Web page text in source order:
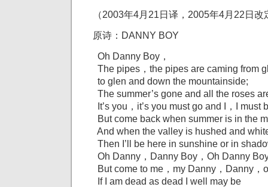
（2003年4月21日译，2005年4月22日改
原诗：DANNY BOY
Oh Danny Boy，
The pipes，the pipes are caming from
to glen and down the mountainside;
The summer’s gone and all the roses
It’s you，it’s you must go and I，I must
But come back when summer is in the
And when the valley is hushed and
Then I’ll be here in sunshine or in
Oh Danny，Danny Boy，Oh Danny
But come to me，my Danny，Danny，
If I am dead as dead I well may be